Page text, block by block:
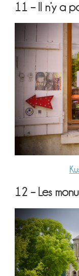
11 – Il n’y a
12 – Les